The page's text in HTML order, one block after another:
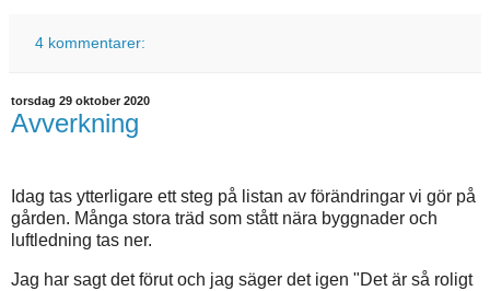
4 kommentarer:
torsdag 29 oktober 2020
Avverkning
Idag tas ytterligare ett steg på listan av förändringar vi gör på
gården. Många stora träd som stått nära byggnader och
luftledning tas ner.
Jag har sagt det förut och jag säger det igen "Det är så roligt